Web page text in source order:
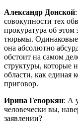
Александр Донской
совокупности тех
прокуратура об этом
тюрьмы. Одинаковые
она абсолютно
обстоит на самом
структуры, которые
области, как единая
приговор.
Ирина Геворкян: А
человечески вы,
заявлении?